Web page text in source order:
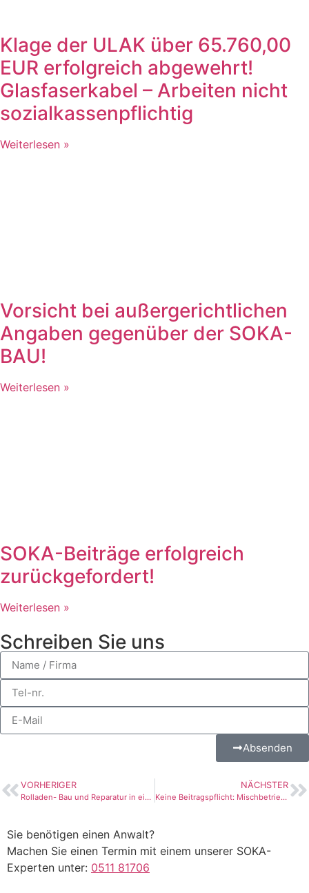
Klage der ULAK über 65.760,00
EUR erfolgreich abgewehrt!
Glasfaserkabel – Arbeiten nicht
sozialkassenpflichtig
Weiterlesen »
Vorsicht bei außergerichtlichen
Angaben gegenüber der SOKA-
BAU!
Weiterlesen »
SOKA-Beiträge erfolgreich
zurückgefordert!
Weiterlesen »
Schreiben Sie uns
Absenden
VORHERIGER
Rolladen- Bau und Reparatur in eigener Werkstatt sozialkassenfrei
NÄCHSTER
Keine Beitragspflicht: Mischbetrieb erfolgreich gegen SOKA-Bau
Sie benötigen einen Anwalt?
Machen Sie einen Termin mit einem unserer SOKA-
Experten unter: 0511 81706